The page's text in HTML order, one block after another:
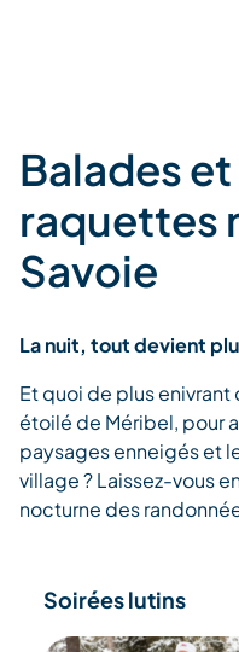
Balades
raquettes
Savoie
La nuit, tout devient
Et quoi de plus enivrant
étoilé de Méribel, pour
paysages enneigés et
village ? Laissez-vous
nocturne des
Soirées lutins